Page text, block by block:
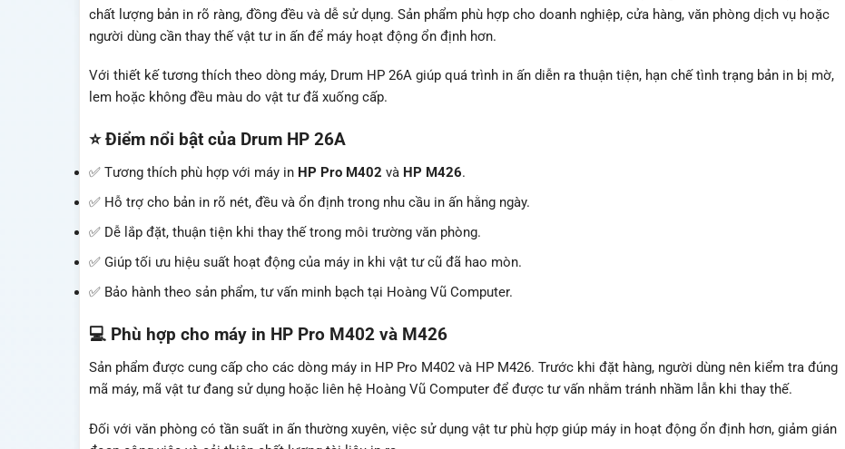
chất lượng bản in rõ ràng, đồng đều và dễ sử dụng. Sản phẩm phù hợp cho doanh nghiệp, cửa hàng, văn phòng dịch vụ hoặc
người dùng cần thay thế vật tư in ấn để máy hoạt động ổn định hơn.
Với thiết kế tương thích theo dòng máy, Drum HP 26A giúp quá trình in ấn diễn ra thuận tiện, hạn chế tình trạng bản in bị mờ,
lem hoặc không đều màu do vật tư đã xuống cấp.
⭐ Điểm nổi bật của Drum HP 26A
✅ Tương thích phù hợp với máy in HP Pro M402 và HP M426.
✅ Hỗ trợ cho bản in rõ nét, đều và ổn định trong nhu cầu in ấn hằng ngày.
✅ Dễ lắp đặt, thuận tiện khi thay thế trong môi trường văn phòng.
✅ Giúp tối ưu hiệu suất hoạt động của máy in khi vật tư cũ đã hao mòn.
✅ Bảo hành theo sản phẩm, tư vấn minh bạch tại Hoàng Vũ Computer.
💻 Phù hợp cho máy in HP Pro M402 và M426
Sản phẩm được cung cấp cho các dòng máy in HP Pro M402 và HP M426. Trước khi đặt hàng, người dùng nên kiểm tra đúng
mã máy, mã vật tư đang sử dụng hoặc liên hệ Hoàng Vũ Computer để được tư vấn nhằm tránh nhầm lẫn khi thay thế.
Đối với văn phòng có tần suất in ấn thường xuyên, việc sử dụng vật tư phù hợp giúp máy in hoạt động ổn định hơn, giảm gián